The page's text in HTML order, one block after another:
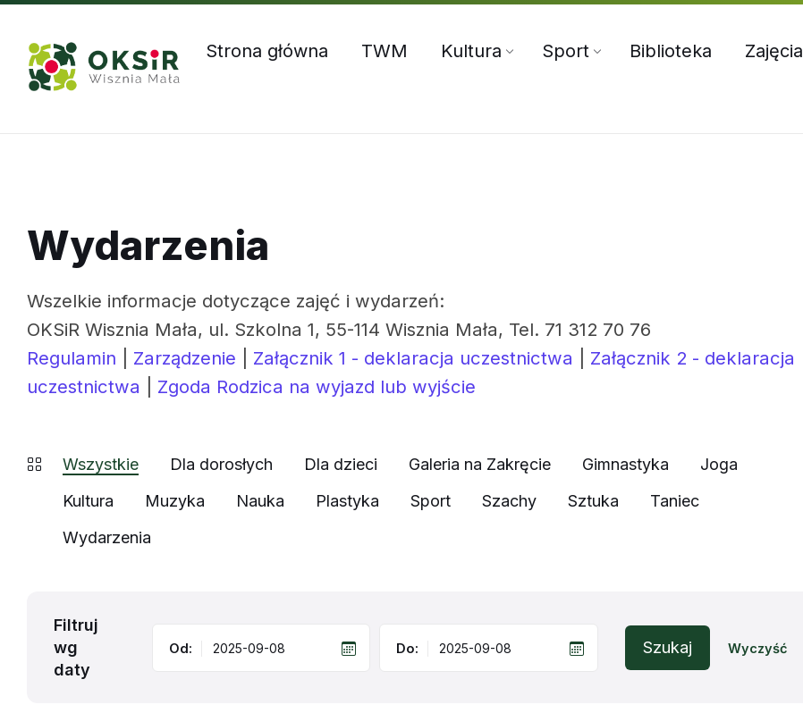
Skip
content
Skip
main
navigation
Skip
footer
Strona główna TWM Kultura Sport Biblioteka Zajęcia
Wydarzenia
Wszelkie informacje dotyczące zajęć i wydarzeń:
OKSiR Wisznia Mała, ul. Szkolna 1, 55-114 Wisznia Mała, Tel. 71 312 70 76
Regulamin
Zarządzenie Załącznik 1 - deklaracja uczestnictwa
Załącznik 2 - deklaracja
uczestnictwa
Zgoda Rodzica na wyjazd lub wyjście
Wszystkie Dla dorosłych Dla dzieci Galeria na Zakręcie Gimnastyka
Joga
Kultura
Muzyka Nauka Plastyka Sport Szachy Sztuka
Taniec
Wydarzenia
Filtruj
wg
daty
Od: Do: Szukaj Wyczyść